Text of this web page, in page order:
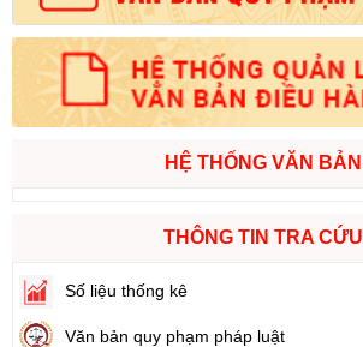
HỆ THỐNG VĂN BẢN
THÔNG TIN TRA CỨU
Số liệu thống kê
Văn bản quy phạm pháp luật